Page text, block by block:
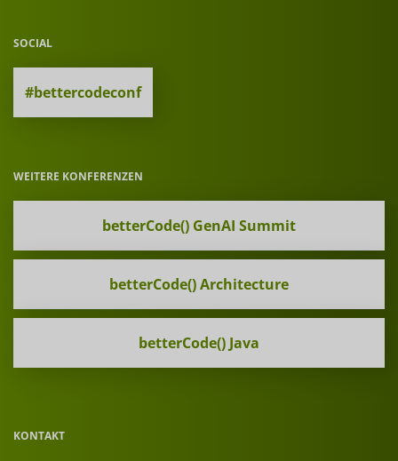
SOCIAL
#bettercodeconf
WEITERE KONFERENZEN
betterCode() GenAI Summit
betterCode() Architecture
betterCode() Java
KONTAKT